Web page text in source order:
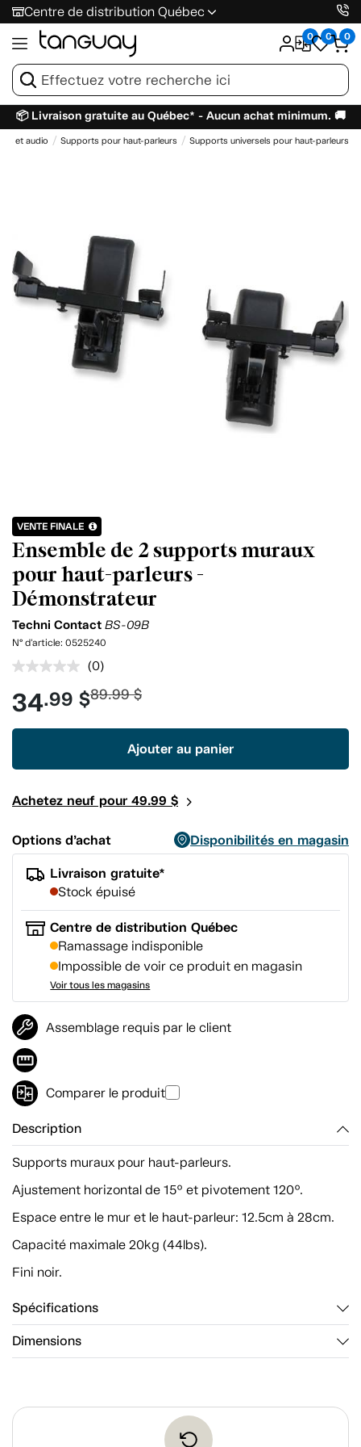
Centre de distribution Québec
0 0 0
📦 Livraison gratuite au Québec* - Aucun achat minimum. 🚚
et audio Supports pour haut-parleurs Supports universels pour haut-parleurs
VENTE FINALE
Ensemble de 2 supports muraux
pour haut-parleurs -
Démonstrateur
Techni Contact BS-09B
N° d'article: 0525240
Aucune
pour
(0)
34.99 $89.99 $
Ajouter au panier
Achetez neuf pour 49.99 $
Options d’achat
Disponibilités en magasin
Livraison gratuite*
Stock épuisé
Centre de distribution Québec
Ramassage indisponible
Impossible de voir ce produit en magasin
Voir tous les magasins
Assemblage requis par le client
Comparer le produit
Description
Supports muraux pour haut-parleurs.
Ajustement horizontal de 15º et pivotement 120º.
Espace entre le mur et le haut-parleur: 12.5cm à 28cm.
Capacité maximale 20kg (44lbs).
Fini noir.
Spécifications
Dimensions